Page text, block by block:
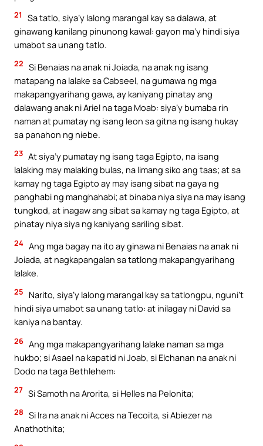
21
Sa tatlo, siya’y lalong marangal kay sa dalawa, at
ginawang kanilang pinunong kawal: gayon ma’y hindi siya
umabot sa unang tatlo.
22 Si Benaias na anak ni Joiada, na anak ng isang
matapang na lalake sa Cabseel, na gumawa ng mga
makapangyarihang gawa, ay kaniyang pinatay ang
dalawang anak ni Ariel na taga Moab: siya’y bumaba rin
naman at pumatay ng isang leon sa gitna ng isang hukay
sa panahon ng niebe.
23 At siya’y pumatay ng isang taga Egipto, na isang
lalaking may malaking bulas, na limang siko ang taas; at sa
kamay ng taga Egipto ay may isang sibat na gaya ng
panghabi ng manghahabi; at binaba niya siya na may isang
tungkod, at inagaw ang sibat sa kamay ng taga Egipto, at
pinatay niya siya ng kaniyang sariling sibat.
24 Ang mga bagay na ito ay ginawa ni Benaias na anak ni
Joiada, at nagkapangalan sa tatlong makapangyarihang
lalake.
25
Narito, siya’y lalong marangal kay sa tatlongpu, nguni’t
hindi siya umabot sa unang tatlo: at inilagay ni David sa
kaniya na bantay.
26 Ang mga makapangyarihang lalake naman sa mga
hukbo; si Asael na kapatid ni Joab, si Elchanan na anak ni
Dodo na taga Bethlehem:
27 Si Samoth na Arorita, si Helles na Pelonita;
28 Si Ira na anak ni Acces na Tecoita, si Abiezer na
Anathothita;